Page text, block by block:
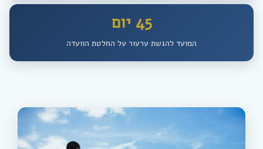
45 יום
המועד להגשת ערעור על החלטת הוועדה